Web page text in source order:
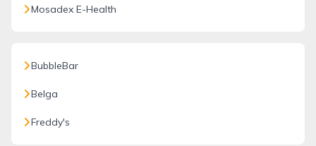
Mosadex E-Health
BubbleBar
Belga
Freddy's